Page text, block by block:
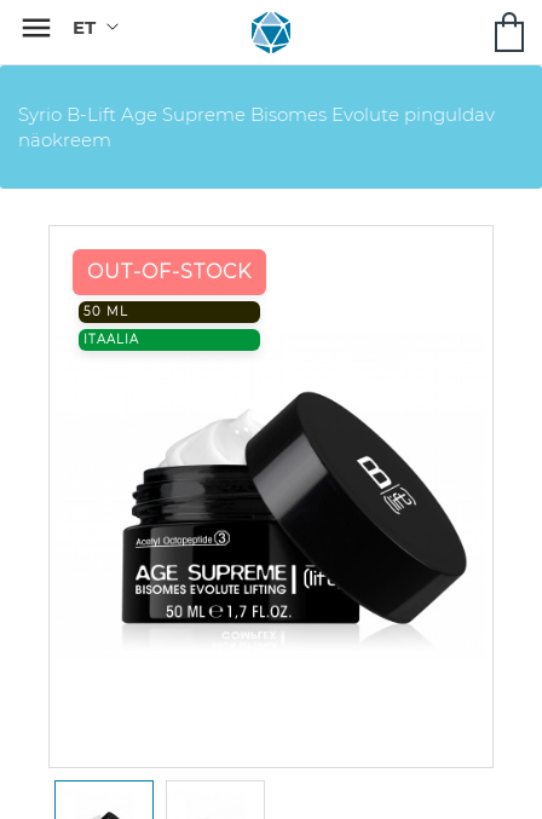

Syrio B-Lift Age Supreme Bisomes Evolute pinguldav
näokreem
OUT-OF-STOCK
50 ML
ITAALIA